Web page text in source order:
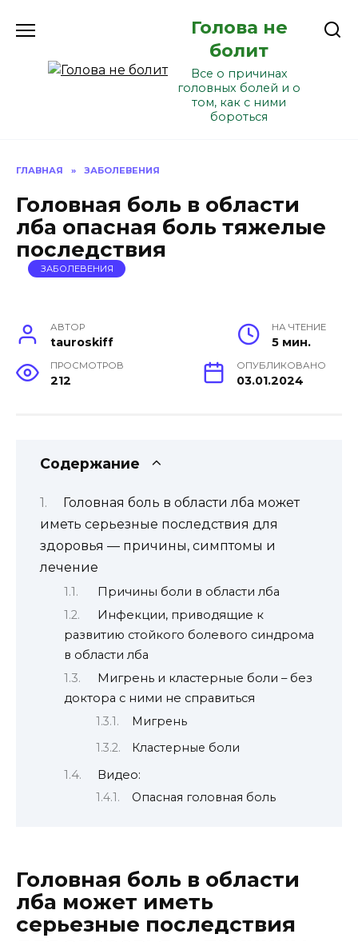
Голова не
болит
Все о причинах
головных болей и о
том, как с ними
бороться
ГЛАВНАЯ » ЗАБОЛЕВЕНИЯ
Головная боль в области
лба опасная боль тяжелые
последствия
ЗАБОЛЕВЕНИЯ
АВТОР
tauroskiff
НА ЧТЕНИЕ
5 мин.
ПРОСМОТРОВ
212
ОПУБЛИКОВАНО
03.01.2024
Содержание
Головная боль в области лба может
иметь серьезные последствия для
здоровья — причины, симптомы и
лечение
Причины боли в области лба
Инфекции, приводящие к
развитию стойкого болевого синдрома
в области лба
Мигрень и кластерные боли – без
доктора с ними не справиться
Мигрень
Кластерные боли
Видео:
Опасная головная боль
Головная боль в области
лба может иметь
серьезные последствия